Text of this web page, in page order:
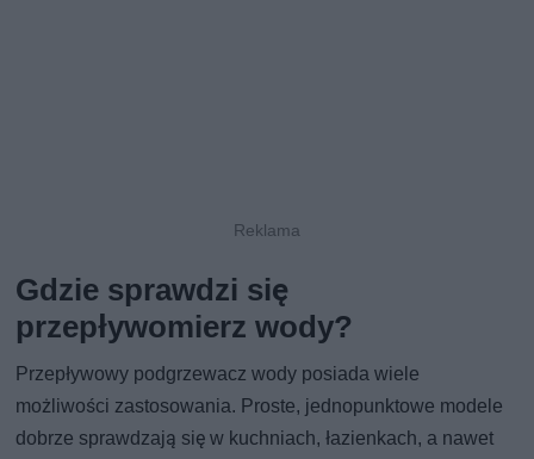
Gdzie sprawdzi się
przepływomierz wody?
Przepływowy podgrzewacz wody posiada wiele
możliwości zastosowania. Proste, jednopunktowe modele
dobrze sprawdzają się w kuchniach, łazienkach, a nawet